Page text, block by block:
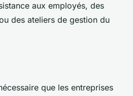
aux employés, des
des ateliers de gestion du
que les entreprises